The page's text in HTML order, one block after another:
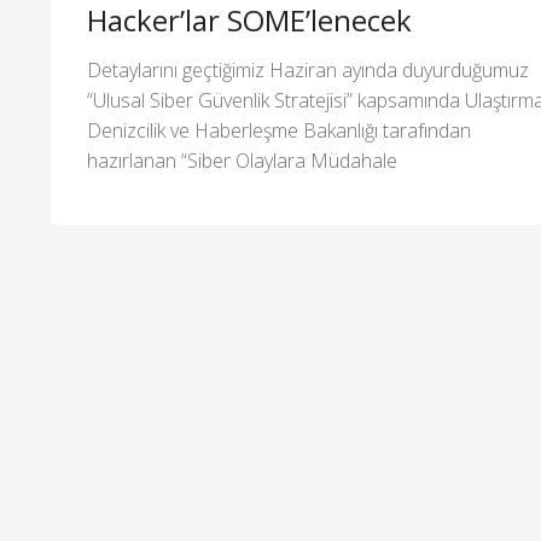
Hacker’lar SOME’lenecek
Detaylarını geçtiğimiz Haziran ayında duyurduğumuz
“Ulusal Siber Güvenlik Stratejisi” kapsamında
Denizcilik ve Haberleşme Bakanlığı tarafından
hazırlanan “Siber Olaylara Müdahale